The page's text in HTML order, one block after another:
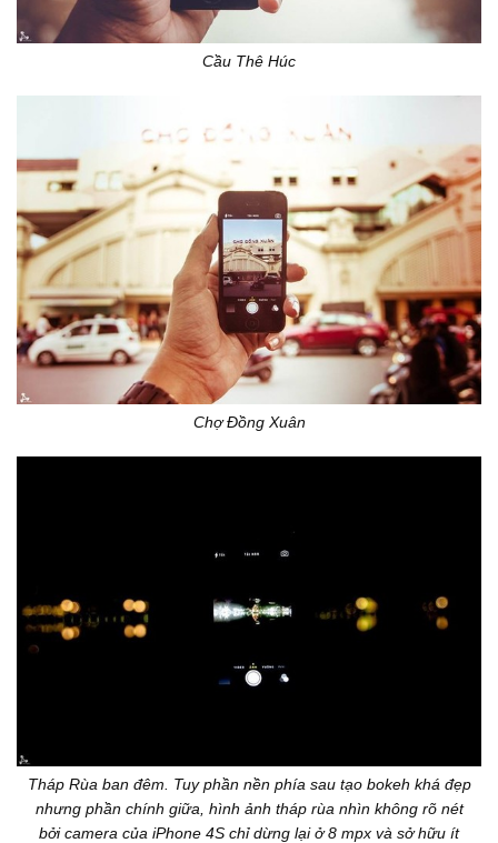
Cầu Thê Húc
Chợ Đồng Xuân
Tháp Rùa ban đêm. Tuy phần nền phía sau tạo bokeh khá đẹp
nhưng phần chính giữa, hình ảnh tháp rùa nhìn không rõ nét
bởi camera của iPhone 4S chỉ dừng lại ở 8 mpx và sở hữu ít